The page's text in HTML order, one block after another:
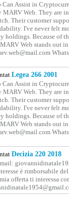
Can Assist in
Web. They are
Their customer
I've never felt
holdings. Because of
Web stands out
Legea 266 2001
Can Assist in
Web. They are
Their customer
I've never felt
holdings. Because of
Web stands out
Decizia 220 2018
è rimborsabile
offerta ti interessa